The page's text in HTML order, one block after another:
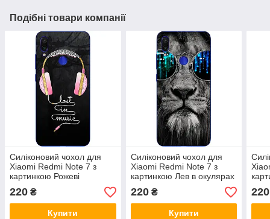
Подібні товари компанії
Силіконовий чохол для
Xiaomi Redmi Note 7 з
картинкою Рожеві
220 ₴
Купити
Силіконовий чохол для
Xiaomi Redmi Note 7 з
картинкою Лев в окулярах
220₴
Купити
220